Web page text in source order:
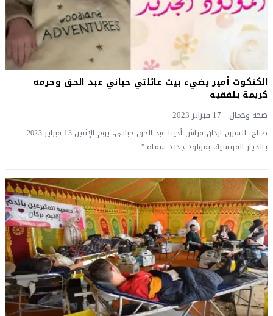
الكتكوت أمير يضيء بيت عائلتي حباني عبد الحق وحرمه
كريمة بلفقيه
صحة وجمال 17 فبراير 2023
صباح الشرق ازدان فراش أخينا عبد الحق حباني، يوم الإثنين 13 فبراير 2023
بالديار الفرنسية، بمولود جديد سماه ”...